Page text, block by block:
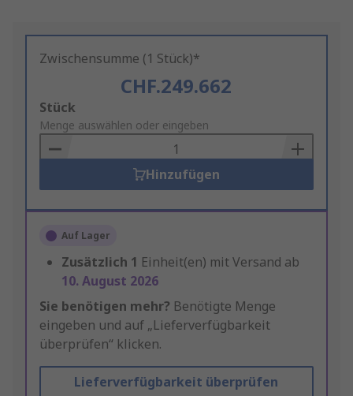
Zwischensumme (1 Stück)*
CHF.249.662
Add
to
Basket
Stück
Menge auswählen oder eingeben
Hinzufügen
Auf Lager
Zusätzlich 1 Einheit(en) mit Versand ab
10. August 2026
Sie benötigen mehr? Benötigte Menge
eingeben und auf „Lieferverfügbarkeit
überprüfen“ klicken.
Lieferverfügbarkeit überprüfen